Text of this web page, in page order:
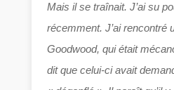
Mais il se traînait. J’ai su
récemment. J’ai rencontré
Goodwood, qui était
dit que celui-ci avait